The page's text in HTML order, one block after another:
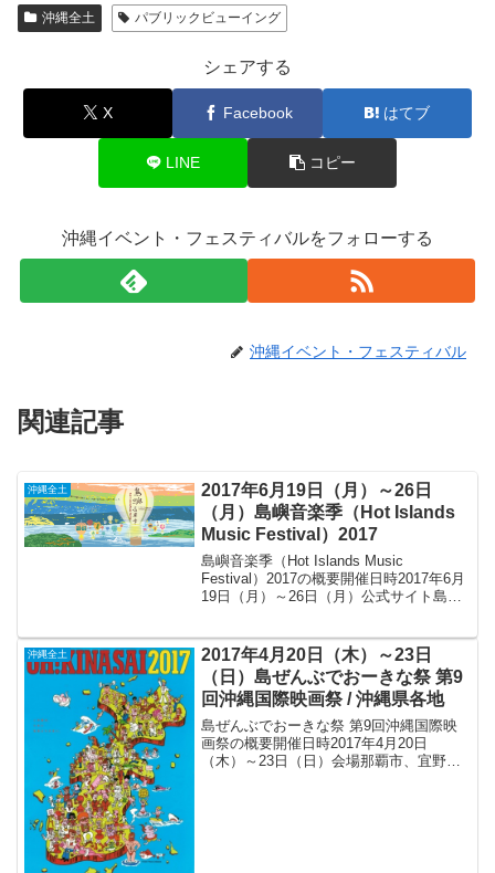
沖縄全土 パブリックビューイング
シェアする
X Facebook はてブ
LINE コピー
沖縄イベント・フェスティバルをフォローする
沖縄イベント・フェスティバル
関連記事
沖縄全土
2017年6月19日（月）～26日
（月）島嶼音楽季（Hot Islands
Music Festival）2017
島嶼音楽季（Hot Islands Music
Festival）2017の概要開催日時2017年6月
19日（月）～26日（月）公式サイト島嶼
湾と沖縄の文化交流を図...
沖縄全土
2017年4月20日（木）～23日
（日）島ぜんぶでおーきな祭 第9
回沖縄国際映画祭 / 沖縄県各地
島ぜんぶでおーきな祭 第9回沖縄国際映
画祭の概要開催日時2017年4月20日
（木）～23日（日）会場那覇市、宜野湾